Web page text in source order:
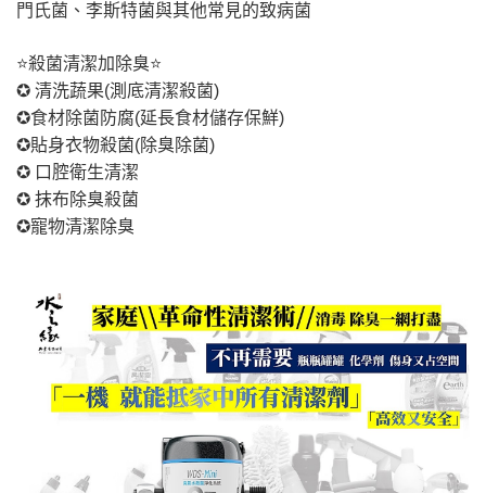
門氏菌、李斯特菌與其他常見的致病菌
⭐殺菌清潔加除臭⭐
✪ 清洗蔬果(測底清潔殺菌)
✪食材除菌防腐(延長食材儲存保鮮)
✪貼身衣物殺菌(除臭除菌)
✪ 口腔衛生清潔
✪ 抹布除臭殺菌
✪寵物清潔除臭